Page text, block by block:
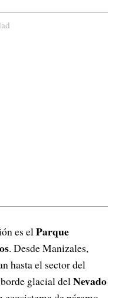
es elParque
. Desde Manizales,
hasta el sector del
glacial delNevado